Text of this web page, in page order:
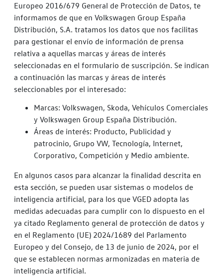
Europeo 2016/679 General de Protección de Datos, te
informamos de que en Volkswagen Group España
Distribución, S.A. tratamos los datos que nos facilitas
para gestionar el envío de información de prensa
relativa a aquellas marcas y áreas de interés
seleccionadas en el formulario de suscripción. Se indican
a continuación las marcas y áreas de interés
seleccionables por el interesado:
Marcas: Volkswagen, Skoda, Vehículos Comerciales
y Volkswagen Group España Distribución.
Áreas de interés: Producto, Publicidad y
patrocinio, Grupo VW, Tecnología, Internet,
Corporativo, Competición y Medio ambiente.
En algunos casos para alcanzar la finalidad descrita en
esta sección, se pueden usar sistemas o modelos de
inteligencia artificial, para los que VGED adopta las
medidas adecuadas para cumplir con lo dispuesto en el
ya citado Reglamento general de protección de datos y
en el Reglamento (UE) 2024/1689 del Parlamento
Europeo y del Consejo, de 13 de junio de 2024, por el
que se establecen normas armonizadas en materia de
inteligencia artificial.